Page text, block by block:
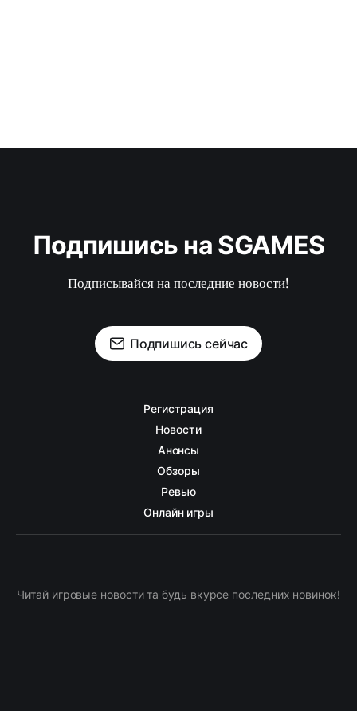
Подпишись на SGAMES
Подписывайся на последние новости!
Подпишись сейчас
Регистрация
Новости
Анонсы
Обзоры
Ревью
Онлайн игры
Читай игровые новости та будь вкурсе последних новинок!